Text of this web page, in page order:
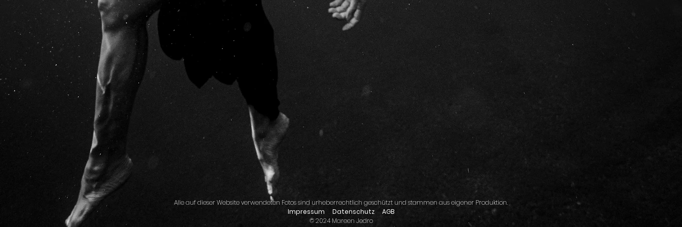
Alle auf dieser Website verwendeten Fotos sind urheberrechtlich geschützt und stammen aus eigener Produktion.
Impressum
Datenschutz
AGB
© 2024 Mareen Jedro